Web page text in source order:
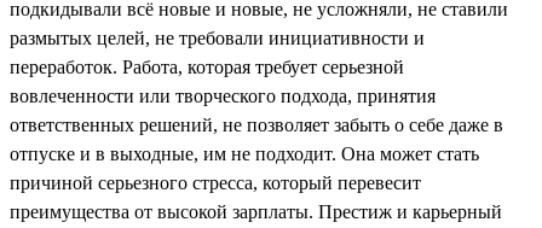
подкидывали всё новые и новые, не усложняли, не ставили
размытых целей, не требовали инициативности и
переработок. Работа, которая требует серьезной
вовлеченности или творческого подхода, принятия
ответственных решений, не позволяет забыть о себе даже в
отпуске и в выходные, им не подходит. Она может стать
причиной серьезного стресса, который перевесит
преимущества от высокой зарплаты. Престиж и карьерный